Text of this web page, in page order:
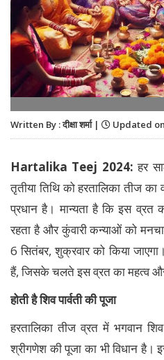
Written By : दीक्षा शर्मा | Updated
Hartalika Teej 2024: हर
तृतीया तिथि को हरतालिका तीज
प्रधान है। मान्यता है कि इस
रहता है और कुंवारी कन्याओं को
6 सितंबर, शुक्रवार को किया
हैं, जिसके चलते इस व्रत का महत्व
होती है शिव पार्वती की पूजा
हरतालिका तीज व्रत में भगवान
श्रीगणेश की पूजा का भी विधान है।